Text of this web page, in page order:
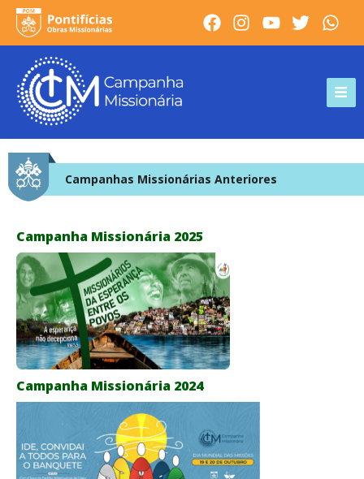
Campanhas Missionárias Anteriores
Campanha Missionária 2025
Campanha Missionária 2024